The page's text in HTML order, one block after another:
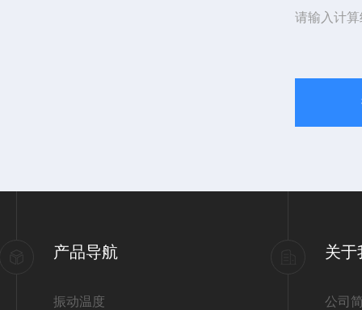
请输入计
产品导航
振动温度
关于
公司